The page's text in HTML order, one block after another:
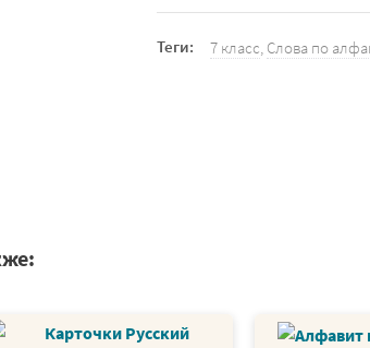
Теги: 7 класс Слова по